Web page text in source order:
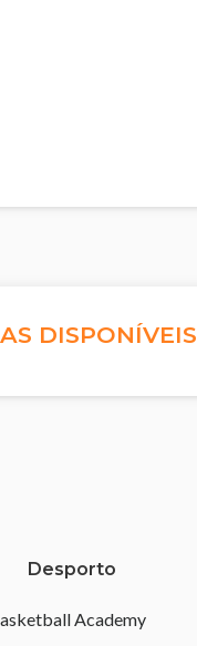
DISPONÍVEIS
Desporto
Academy